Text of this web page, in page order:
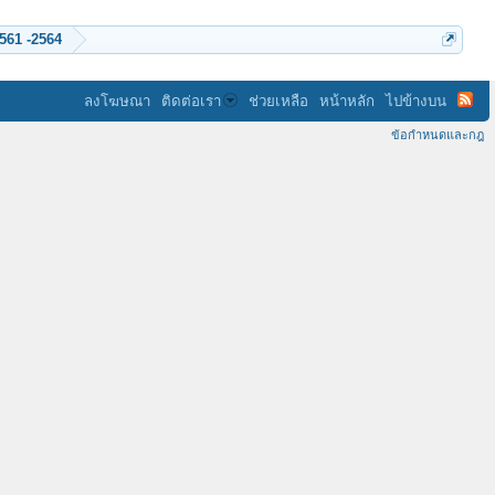
ร่วมบริจาค ค่า Hosting ของเว็บพลังจิต ปี 2552 ...2558 -2559 -2560 - 2561 -2564
ลงโฆษณา ติดต่อเรา ช่วยเหลือ หน้าหลัก ไปข้างบน
ข้อกำหนดและกฎ